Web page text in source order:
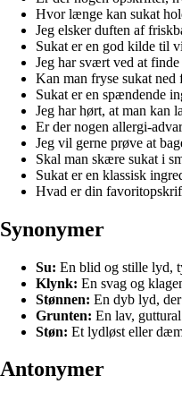
Hvor længe kan sukat
Jeg elsker duften af
Sukat er en god kilde til
Jeg har svært ved at
Kan man fryse sukat
Sukat er en spændende
Jeg har hørt, at man kan
Er der nogen allergi-
Jeg vil gerne prøve at
Skal man skære sukat i
Sukat er en klassisk
Hvad er din
Synonymer
Su: En blid og stille lyd,
Klynk: En svag og
Stønnen: En dyb lyd,
Grunten: En lav,
Støn: Et lydløst eller
Antonymer